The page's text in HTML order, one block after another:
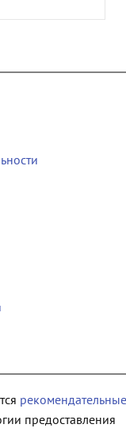
рекомендательные
предоставления